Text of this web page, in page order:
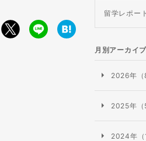
留学レポート
月別アーカイブ
2026年（
2025年（
2024年（